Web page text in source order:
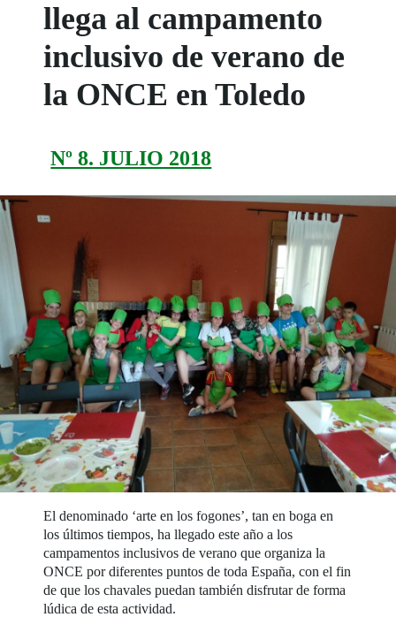
llega al campamento
inclusivo de verano de
la ONCE en Toledo
Nº 8. JULIO 2018
El denominado ‘arte en los fogones’, tan en boga en
los últimos tiempos, ha llegado este año a los
campamentos inclusivos de verano que organiza la
ONCE por diferentes puntos de toda España, con el fin
de que los chavales puedan también disfrutar de forma
lúdica de esta actividad.